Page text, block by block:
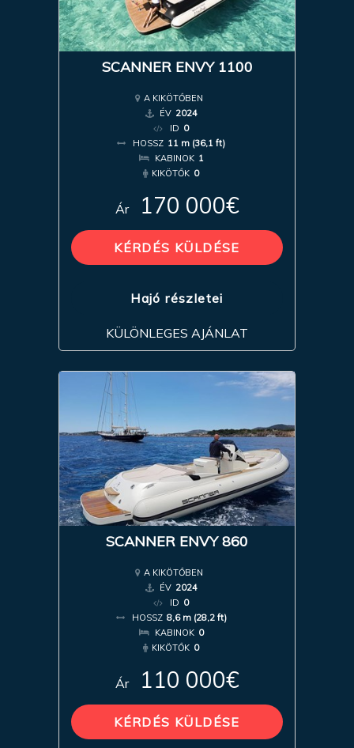
SCANNER ENVY 1100
A KIKÖTŐBEN
ÉV 2024
ID 0
HOSSZ 11 m (36,1 ft)
KABINOK 1
KIKÖTŐK 0
Ár 170 000€
KÉRDÉS KÜLDÉSE
Hajó részletei
KÜLÖNLEGES AJÁNLAT
SCANNER ENVY 860
A KIKÖTŐBEN
ÉV 2024
ID 0
HOSSZ 8,6 m (28,2 ft)
KABINOK 0
KIKÖTŐK 0
Ár 110 000€
KÉRDÉS KÜLDÉSE